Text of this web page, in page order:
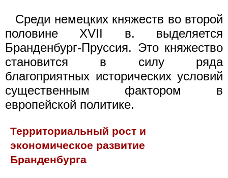
Среди немецких княжеств во второй
половине XVII в. выделяется
Бранденбург-Пруссия. Это княжество
становится в силу ряда
благоприятных исторических условий
существенным фактором в
европейской политике.
Территориальный рост и
экономическое развитие
Бранденбурга